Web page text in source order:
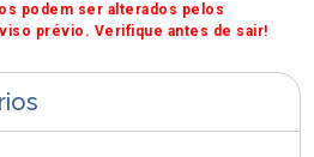
podem ser alterados pelos
prévio. Verifique antes de sair!